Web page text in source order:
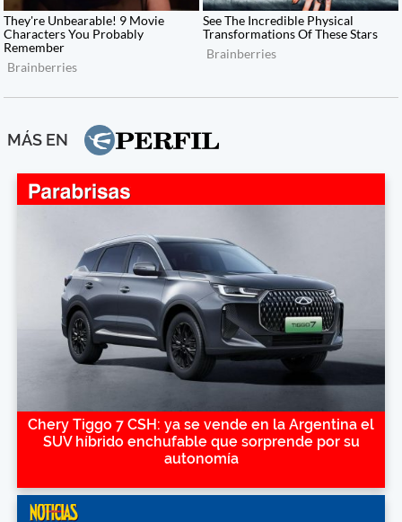
MÁS EN
Chery Tiggo 7 CSH: ya se vende en la Argentina el
SUV híbrido enchufable que sorprende por su
autonomía